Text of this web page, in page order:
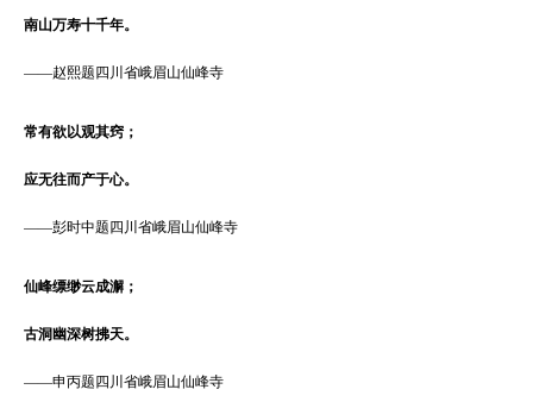
南山万寿十千年。
——赵熙题四川省峨眉山仙峰寺
常有欲以观其窍；
应无往而产于心。
——彭时中题四川省峨眉山仙峰寺
仙峰缥缈云成澥；
古洞幽深树拂天。
——申丙题四川省峨眉山仙峰寺